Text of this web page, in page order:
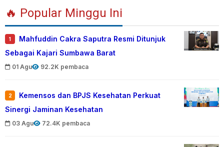
🔥 Popular Minggu Ini
1
Mahfuddin Cakra Saputra Resmi Ditunjuk
Sebagai Kajari Sumbawa Barat
01 Agu 92.2K pembaca
2
Kemensos dan BPJS Kesehatan Perkuat
Sinergi Jaminan Kesehatan
03 Agu 72.4K pembaca